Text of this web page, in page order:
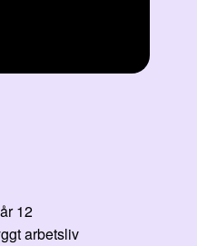
12
arbetsliv